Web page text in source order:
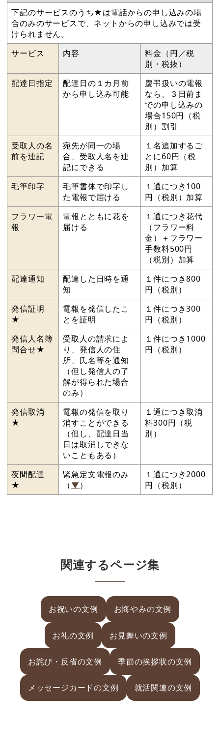
下記のサービスのうち★は電話からの申し込みの場
合のみのサービスで、ネットからの申し込みでは受
けられません。
サービス
内容
料金（円／税
別・税抜）
配達日指定
配達日の１カ月前
から申し込み可能
慶弔扱いの電報
なら、３日前ま
での申し込みの
場合150円（税
別）割引
受取人の名
前を連記
宛先が同一の場
合、受取人名を連
記にできる
１名追加するご
とに60円（税
別）加算
毛筆印字
毛筆書体で印字し
た電報で届ける
１通につき100
円（税別）加算
フラワー電
報
電報とともに花を
届ける
１通につき花代
（フラワー料
金）＋フラワー
手数料500円
（税別）加算
配達通知
配達した日時を通
知
１件につき800
円（税別）
発信証明
★
電報を発信したこ
とを証明
１件につき300
円（税別）
発信人名簿
問合せ★
受取人の請求によ
り、発信人の住
所、氏名等を通知
（但し発信人の了
解が得られた場合
のみ）
１件につき1000
円（税別）
発信取消
★
電報の発信を取り
消すことができる
（但し、配達日当
日は取消しできな
いこともある）
１通につき取消
料300円（税
別）
夜間配達
★
緊急定文電報のみ
（▼）
１通につき2000
円（税別）
関連するページ集
お祝いの文例 お悔やみの文例
お礼の文例 お見舞いの文例
お詫び・反省の文例 季節の挨拶状の文例
メッセージカードの文例 就活関連の文例